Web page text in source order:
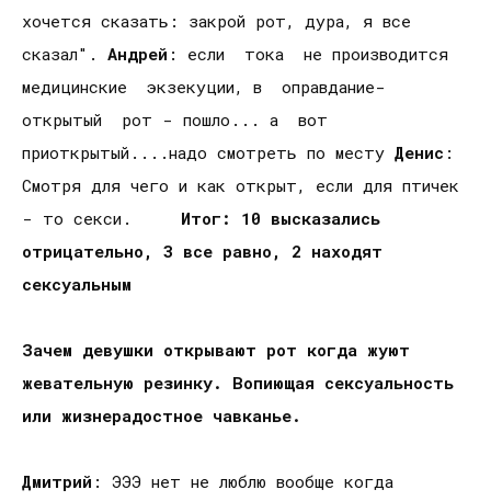
хочется сказать: закрой рот, дура, я все
сказал". Андрей : если тока не производится
медицинские экзекуции, в оправдание-
открытый рот - пошло... а вот
приоткрытый....надо смотреть по месту Денис :
Смотря для чего и как открыт, если для птичек
- то секси. Итог: 10 высказались
отрицательно, 3 все равно, 2 находят
сексуальным
Зачем девушки открывают рот когда жуют
жевательную резинку. Вопиющая сексуальность
или жизнерадостное чавканье.
Дмитрий : ЭЭЭ нет не люблю вообще когда